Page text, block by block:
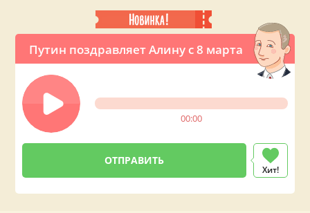
Путин поздравляет Алину с 8 марта
00:00
Хит!